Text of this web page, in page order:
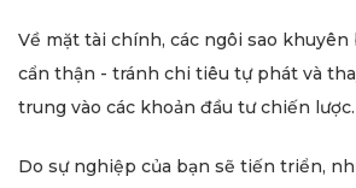
Về mặt tài chính, các ngôi sao
cẩn thận - tránh chi tiêu tự phát và
trung vào các khoản đầu tư chiến lược.
Do sự nghiệp của bạn sẽ tiến triển,